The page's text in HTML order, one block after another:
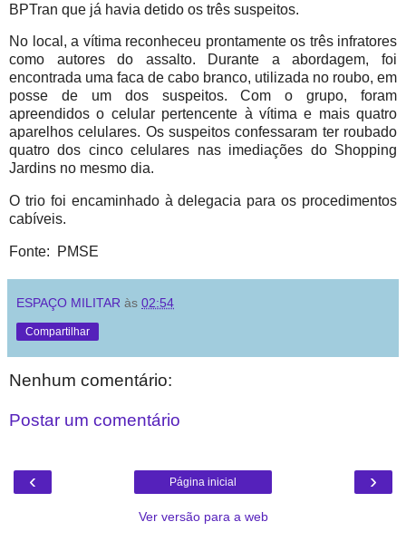
BPTran que já havia detido os três suspeitos.
No local, a vítima reconheceu prontamente os três infratores
como autores do assalto. Durante a abordagem, foi
encontrada uma faca de cabo branco, utilizada no roubo, em
posse de um dos suspeitos. Com o grupo, foram
apreendidos o celular pertencente à vítima e mais quatro
aparelhos celulares. Os suspeitos confessaram ter roubado
quatro dos cinco celulares nas imediações do Shopping
Jardins no mesmo dia.
O trio foi encaminhado à delegacia para os procedimentos
cabíveis.
Fonte: PMSE
ESPAÇO MILITAR às 02:54
Compartilhar
Nenhum comentário:
Postar um comentário
‹ ›
Página inicial
Ver versão para a web